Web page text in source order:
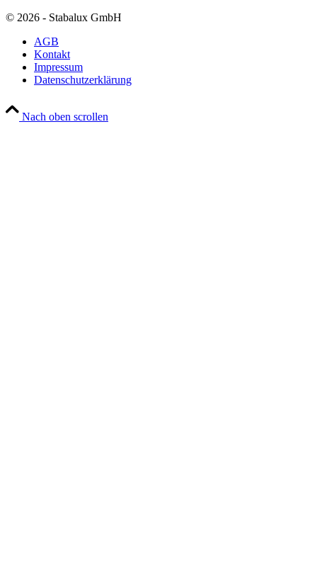
© 2026 - Stabalux GmbH
AGB
Kontakt
Impressum
Datenschutzerklärung
Nach oben scrollen